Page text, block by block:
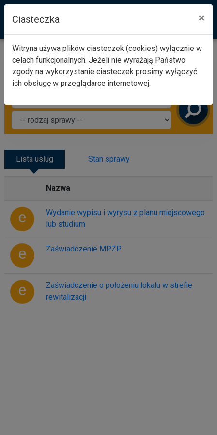
Wyszukaj i załatw sprawę
Co chcesz załatwić?
Lista usług Stan sprawy
Nazwa
e
Wydanie wypisu i wyrysu z planu miejscowego
lub studium
e Zaświadczenie MPZP
e
Zaświadczenie o położeniu lokalu w strefie
rewitalizacji
Ciasteczka ×
Witryna używa plików ciasteczek (cookies) wyłącznie w
celach funkcjonalnych. Jeżeli nie wyrażają Państwo
zgody na wykorzystanie ciasteczek prosimy wyłączyć
ich obsługę w przeglądarce internetowej.